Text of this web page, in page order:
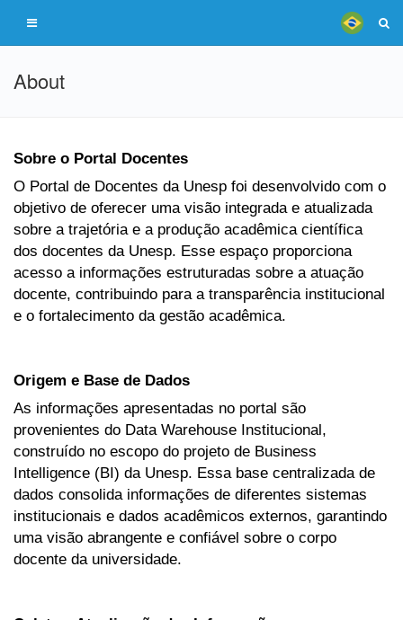
About
Sobre o Portal Docentes
O Portal de Docentes da Unesp foi desenvolvido com o
objetivo de oferecer uma visão integrada e atualizada
sobre a trajetória e a produção acadêmica científica
dos docentes da Unesp. Esse espaço proporciona
acesso a informações estruturadas sobre a atuação
docente, contribuindo para a transparência institucional
e o fortalecimento da gestão acadêmica.
Origem e Base de Dados
As informações apresentadas no portal são
provenientes do Data Warehouse Institucional,
construído no escopo do projeto de Business
Intelligence (BI) da Unesp. Essa base centralizada de
dados consolida informações de diferentes sistemas
institucionais e dados acadêmicos externos, garantindo
uma visão abrangente e confiável sobre o corpo
docente da universidade.